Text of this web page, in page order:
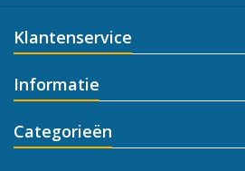
Klantenservice
Informatie
Categorieën